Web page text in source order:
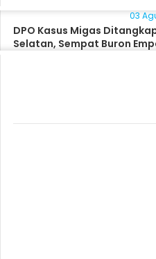
03
DPO Kasus Migas
Selatan, Sempat Buron